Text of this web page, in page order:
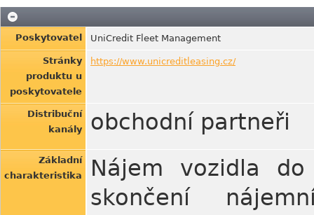
Poskytovatel UniCredit Fleet Management
Stránky
produktu u
poskytovatele
https://www.unicreditleasing.cz/
Distribuční
kanály
obchodní partneři
Základní
charakteristika
Nájem vozidla
skončení